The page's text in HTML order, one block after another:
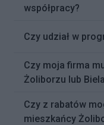
współpracy?
Czy udział w
Czy moja firma
Żoliborzu lub
Czy z rabatów
mieszkańcy